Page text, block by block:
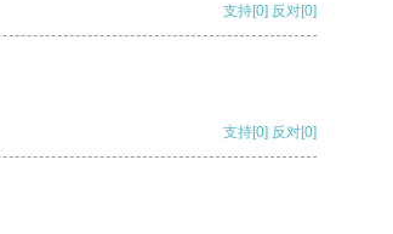
支持[0] 反对[0]
支持[0] 反对[0]